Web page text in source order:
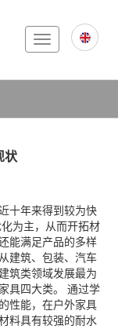
Toggle
navigation
状
十年来得到较为快
为主，从而开拓材
能满足产品的多样
建筑、包装、汽车
筑类领域发展最为
具四大类。 通过学
性能，在户外家具
料具有较强的耐水